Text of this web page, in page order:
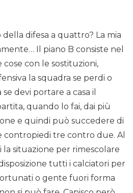
della difesa a quattro? La mia
Il piano B consiste nel
con le sostituzioni,
la squadra se perdi o
devi portare a casa il
quando lo fai, dai più
e quindi può succedere di
tre contro due. Al
la situazione per rimescolare
tutti i calciatori per
o gente fuori forma